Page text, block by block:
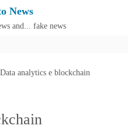
News
and... fake news
Data analytics e blockchain